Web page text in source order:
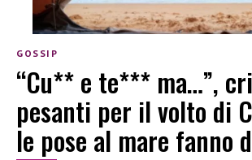
GOSSIP
“Cu** e te*** ma…”,
pesanti per il volto di
le pose al mare fanno